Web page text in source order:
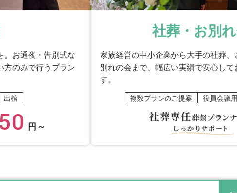
。お通夜・告別式な
方のみで行うプラン
出棺
円～
社葬・お別
家族経営の中小企業から大手の社葬
別れの会まで、幅広い実績で安心して
す。
複数プランのご提案 役員会議